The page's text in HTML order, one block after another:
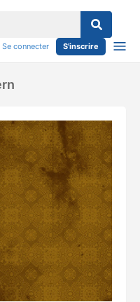
Se connecter S'inscrire